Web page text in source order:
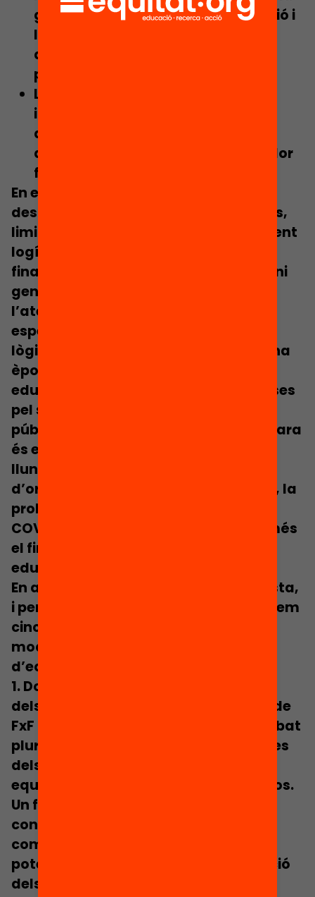
gestió administrativa de l’educació i
la claredat necessària a l’hora de
difondre aquests criteris entre un
públic generalista.
La possibilitat de generar efectes
indesitjats, com ara l’aparició
d’actituds oportunistes d’alguns
actors per tal d’aconseguir un millor
finançament.
En el cas català, més enllà de les
despeses de funcionament de centres,
limitades sovint a un simple component
logístic, no existeix un model de
finançament per fórmula sistemàtic ni
generalitzat que estigui orientat a
l’atenció de les «característiques
específiques» dels centres sota una
lògica d’equitat. Alhora, després d’una
època d’austeritat i de retallades
educatives (particularment pernicioses
pel sector públic), l’actual despesa
pública en educació a Catalunya encara
és escassa (només del 3,67% del PIB,
lluny del que recomanen la majoria
d’organismes internacionals) i de fet, la
probable crisi econòmica posterior al
COVID-19 pot comprometre encara més
el finançament públic del sector
educatiu.
En aquest context, de manera modesta,
i per encetar aquest debat, identifiquem
cinc propostes per avançar cap a un
model de finançament per “fórmula
d’equitat” a Catalunya.
1.Donar veu i avaluar les necessitats
dels centres.
El disseny d’un sistema de
FxF és una oportunitat per obrir un debat
plural sobre les necessitats educatives
dels centres i les fórmules més
equitatives de distribució dels recursos.
Un futur esquema de FxF requereix un
consens entre actors, centres i
comunitat educativa sobre els
potencials equilibris per una distribució
dels recursos més equitativa.